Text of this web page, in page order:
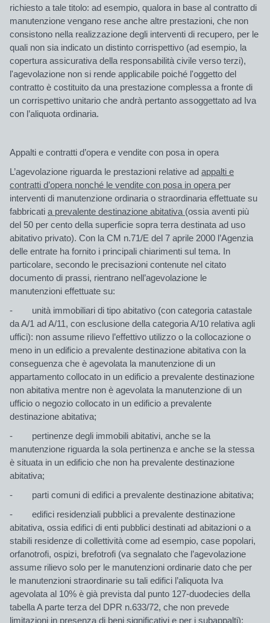
richiesto a tale titolo: ad esempio, qualora in base al contratto di
manutenzione vengano rese anche altre prestazioni, che non
consistono nella realizzazione degli interventi di recupero, per le
quali non sia indicato un distinto corrispettivo (ad esempio, la
copertura assicurativa della responsabilità civile verso terzi),
l'agevolazione non si rende applicabile poiché l'oggetto del
contratto è costituito da una prestazione complessa a fronte di
un corrispettivo unitario che andrà pertanto assoggettato ad Iva
con l’aliquota ordinaria.
Appalti e contratti d’opera e vendite con posa in opera
L’agevolazione riguarda le prestazioni relative ad appalti e
contratti d’opera nonché le vendite con posa in opera per
interventi di manutenzione ordinaria o straordinaria effettuate su
fabbricati a prevalente destinazione abitativa (ossia aventi più
del 50 per cento della superficie sopra terra destinata ad uso
abitativo privato). Con la CM n.71/E del 7 aprile 2000 l’Agenzia
delle entrate ha fornito i principali chiarimenti sul tema. In
particolare, secondo le precisazioni contenute nel citato
documento di prassi, rientrano nell’agevolazione le
manutenzioni effettuate su:
- unità immobiliari di tipo abitativo (con categoria catastale
da A/1 ad A/11, con esclusione della categoria A/10 relativa agli
uffici): non assume rilievo l’effettivo utilizzo o la collocazione o
meno in un edificio a prevalente destinazione abitativa con la
conseguenza che è agevolata la manutenzione di un
appartamento collocato in un edificio a prevalente destinazione
non abitativa mentre non è agevolata la manutenzione di un
ufficio o negozio collocato in un edificio a prevalente
destinazione abitativa;
- pertinenze degli immobili abitativi, anche se la
manutenzione riguarda la sola pertinenza e anche se la stessa
è situata in un edificio che non ha prevalente destinazione
abitativa;
- parti comuni di edifici a prevalente destinazione abitativa;
- edifici residenziali pubblici a prevalente destinazione
abitativa, ossia edifici di enti pubblici destinati ad abitazioni o a
stabili residenze di collettività come ad esempio, case popolari,
orfanotrofi, ospizi, brefotrofi (va segnalato che l’agevolazione
assume rilievo solo per le manutenzioni ordinarie dato che per
le manutenzioni straordinarie su tali edifici l’aliquota Iva
agevolata al 10% è già prevista dal punto 127-duodecies della
tabella A parte terza del DPR n.633/72, che non prevede
limitazioni in presenza di beni significativi e per i subappalti);